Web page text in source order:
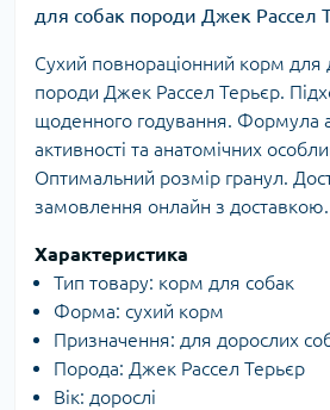
для собак породи Джек Рассел
Сухий повнораціонний корм для
породи Джек Рассел Терьєр.
щоденного годування. Формула
активності та анатомічних
Оптимальний розмір гранул.
замовлення онлайн з доставкою.
Характеристика
Тип товару: корм для собак
Форма: сухий корм
Призначення: для дорослих
Порода: Джек Рассел Терьєр
Вік: дорослі